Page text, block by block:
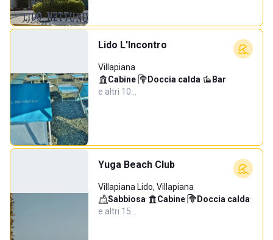
Lido L'Incontro
Villapiana
Cabine· Doccia calda· Bar·
e altri 10…
Yuga Beach Club
Villapiana Lido, Villapiana
Sabbiosa· Cabine· Doccia calda·
e altri 15…